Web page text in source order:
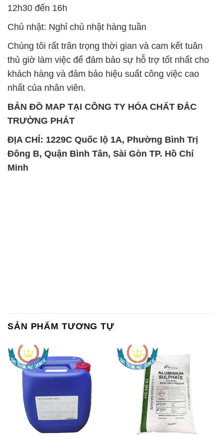
12h30 đến 16h
Chủ nhật: Nghỉ chủ nhật hàng tuần
Chúng tôi rất trân trọng thời gian và cam kết tuân
thủ giờ làm việc để đảm bảo sự hỗ trợ tốt nhất cho
khách hàng và đảm bảo hiệu suất công việc cao
nhất của nhân viên.
BẢN ĐỒ MAP TẠI CÔNG TY HÓA CHẤT ĐẮC
TRƯỜNG PHÁT
ĐỊA CHỈ: 1229C Quốc lộ 1A, Phường Bình Trị
Đông B, Quận Bình Tân, Sài Gòn TP. Hồ Chí
Minh
SẢN PHẨM TƯƠNG TỰ